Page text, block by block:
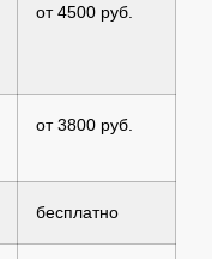
от 4500 руб.
от 3800 руб.
бесплатно